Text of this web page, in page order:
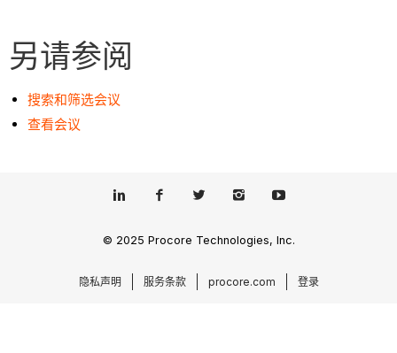
另请参阅
搜索和筛选会议
查看会议
© 2025 Procore Technologies, Inc.
隐私声明 服务条款 procore.com 登录